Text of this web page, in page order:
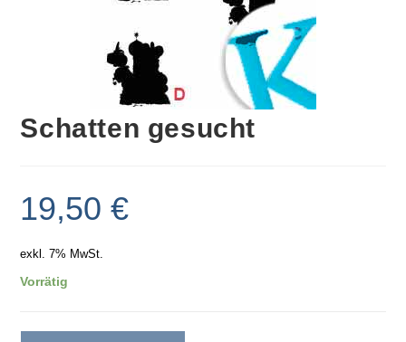
Schatten gesucht
19,50€
exkl. 7% MwSt.
Vorrätig